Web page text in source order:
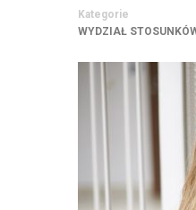
Kategorie
WYDZIAŁ